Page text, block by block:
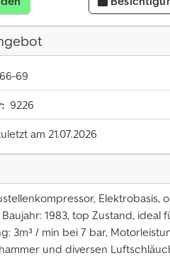
69
9226
am 21.07.2026
Elektrobasis,
1983, top Zustand, ideal
3m³ / min bei 7 bar,
und diversen